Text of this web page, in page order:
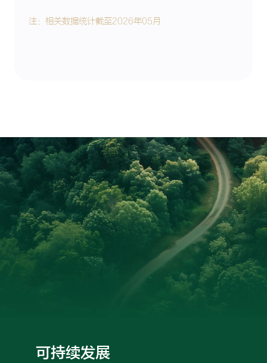
注：相关数据统计截至2026年05月
可持续发展